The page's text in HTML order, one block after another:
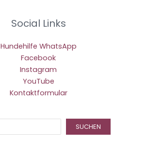
Social Links
Hundehilfe WhatsApp
Facebook
Instagram
YouTube
Kontaktformular
SUCHEN